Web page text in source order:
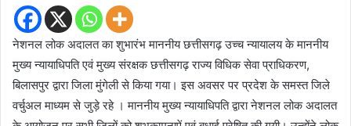
नेशनल लोक अदालत का शुभारंभ माननीय छत्तीसगढ़ उच्च न्यायालय के माननीय
मुख्य न्यायाधिपति एवं मुख्य संरक्षक छत्तीसगढ़ राज्य विधिक सेवा प्राधिकरण,
बिलासपुर द्वारा जिला मुंगेली से किया गया। इस अवसर पर प्रदेश के समस्त जिले
वर्चुअल माध्यम से जुड़े रहे । माननीय मुख्य न्यायाधिपति द्वारा नेशनल लोक अदालत